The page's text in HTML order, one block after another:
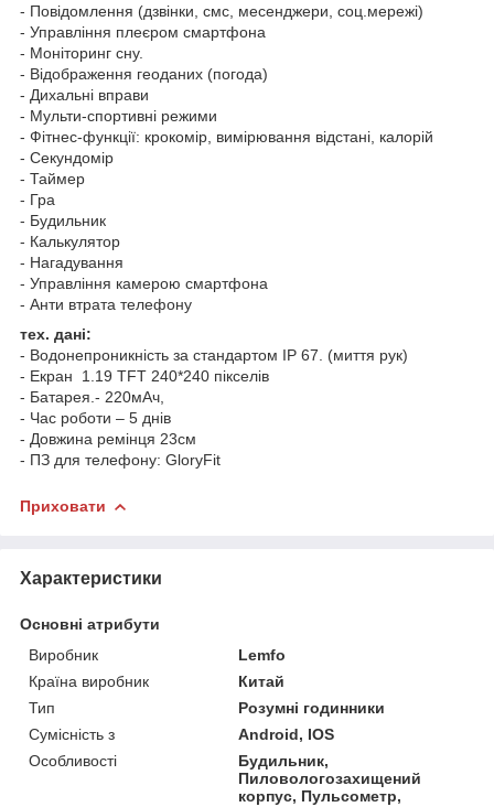
- Повідомлення (дзвінки, смс, месенджери, соц.мережі)
- Управління плеєром смартфона
- Моніторинг сну.
- Відображення геоданих (погода)
- Дихальні вправи
- Мульти-спортивні режими
- Фітнес-функції: крокомір, вимірювання відстані, калорій
- Секундомір
- Таймер
- Гра
- Будильник
- Калькулятор
- Нагадування
- Управління камерою смартфона
- Анти втрата телефону
тех. дані:
- Водонепроникність за стандартом IP 67. (миття рук)
- Екран 1.19 TFT 240*240 пікселів
- Батарея.- 220мАч,
- Час роботи – 5 днів
- Довжина ремінця 23см
- ПЗ для телефону: GloryFit
Приховати
Характеристики
Основні атрибути
Виробник
Lemfo
Країна виробник
Китай
Тип
Розумні годинники
Сумісність з
Android, IOS
Особливості
Будильник,
Пиловологозахищений
корпус, Пульсометр,